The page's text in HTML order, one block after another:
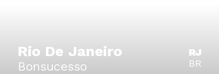
Rio De Janeiro
Bonsucesso
RJ
BR